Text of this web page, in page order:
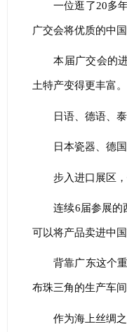
一位逛了20多
广交会将优质的中
本届广交会的
土特产变得更丰富。
日语、德语、
日本瓷器、德
步入进口展区
连续6届参展的
可以将产品卖进中
背靠广东这个
布珠三角的生产车
作为海上丝绸